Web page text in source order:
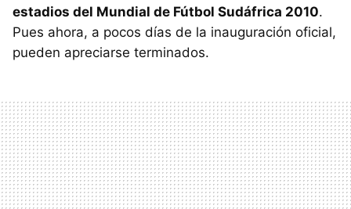
estadios del Mundial de Fútbol Sudáfrica 2010.
Pues ahora, a pocos días de la inauguración oficial,
pueden apreciarse terminados.